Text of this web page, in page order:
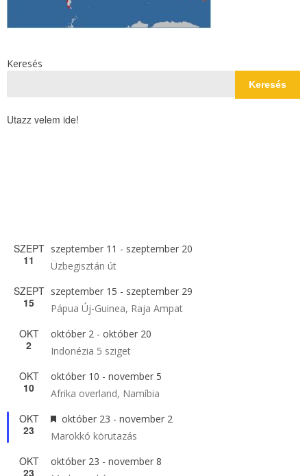
Keresés
Keresés
Utazz velem ide!
SZEPT
11
szeptember 11 - szeptember 20
Üzbegisztán út
SZEPT
15
szeptember 15 - szeptember 29
Pápua Új-Guinea, Raja Ampat
OKT
2
október 2 - október 20
Indonézia 5 sziget
OKT
10
október 10 - november 5
Afrika overland, Namíbia
OKT
23
Kiemelt
október 23 - november 2
Marokkó körutazás
OKT
23
október 23 - november 8